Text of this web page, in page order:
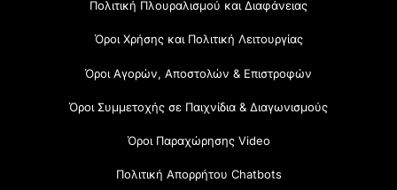
Πολιτική Πλουραλισμού και Διαφάνειας
Όροι Χρήσης και Πολιτική Λειτουργίας
Όροι Αγορών, Αποστολών & Επιστροφών
Όροι Συμμετοχής σε Παιχνίδια & Διαγωνισμούς
Όροι Παραχώρησης Video
Πολιτική Απορρήτου Chatbots